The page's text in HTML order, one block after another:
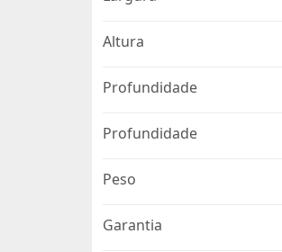
Altura
Profundidade
Profundidade
Peso
Garantia